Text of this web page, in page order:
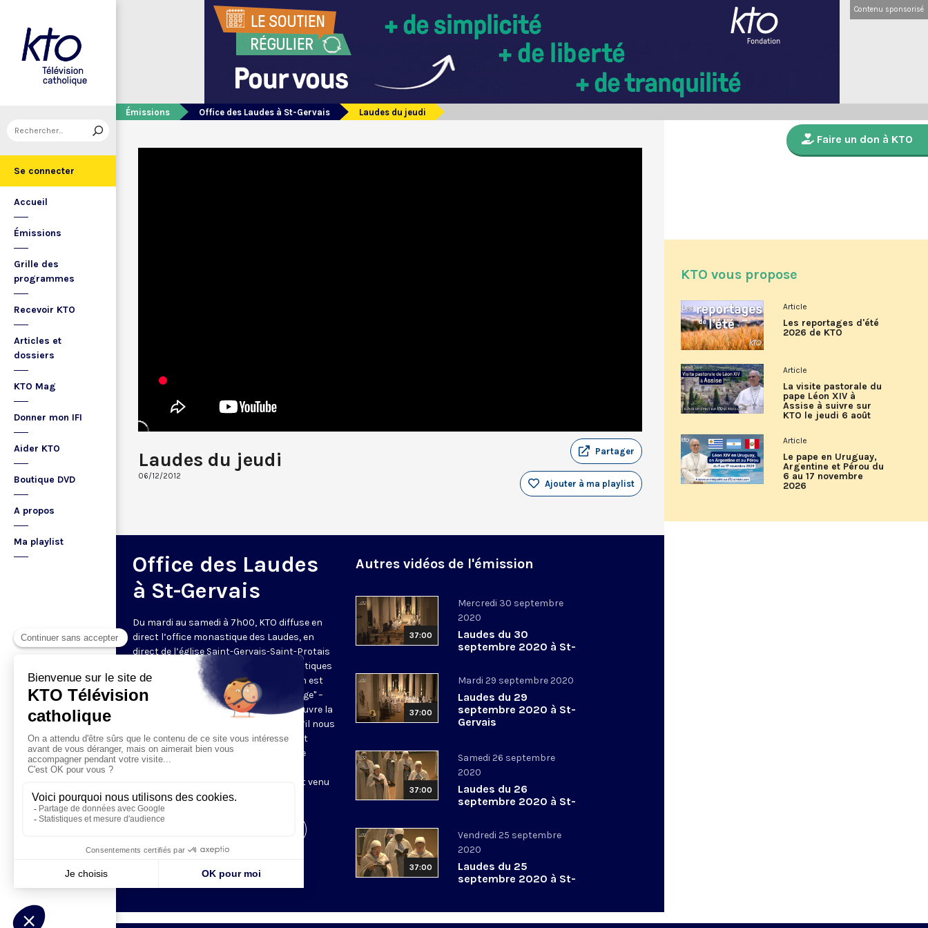
Se connecter
Accueil
Émissions
Grille des
programmes
Recevoir KTO
Articles et
dossiers
KTO Mag
Donner mon IFI
Aider KTO
Boutique DVD
A propos
Ma playlist
Contenu sponsorisé
Émissions Office des Laudes à St-Gervais Laudes du jeudi
Laudes du jeudi
06/12/2012
Partager
Ajouter à ma playlist
Office des Laudes
à St-Gervais
Du mardi au samedi à 7h00, KTO diffuse en
direct l’office monastique des Laudes, en
direct de l’église Saint-Gervais-Saint-Protais
(Paris IVe), avec les Fraternités Monastiques
de Jérusalem. Les Laudes – dont le nom est
dérivé du terme latin qui signifie "louange" –
sont d’abord la prière de louange qui ouvre la
journée pour remercier Dieu du don qu’il nous
fait de ce jour nouveau, et le placer tout
entier sous son regard. Mais son heure
Résurrection du Seigneur, "soleil levant venu
nous visiter" (Lc 1,28).
Autres vidéos de l'émission
37:00
Mercredi 30 septembre
2020
Laudes du 30
septembre 2020 à St-
37:00
Mardi 29 septembre 2020
Laudes du 29
septembre 2020 à St-
Gervais
37:00
Samedi 26 septembre
2020
Laudes du 26
septembre 2020 à St-
37:00
Vendredi 25 septembre
2020
Laudes du 25
septembre 2020 à St-
Faire un don à KTO
KTO vous propose
Article
Les reportages d'été
2026 de KTO
Article
La visite pastorale du
pape Léon XIV à
Assise à suivre sur
KTO le jeudi 6 août
Article
Le pape en Uruguay,
Argentine et Pérou du
6 au 17 novembre
2026